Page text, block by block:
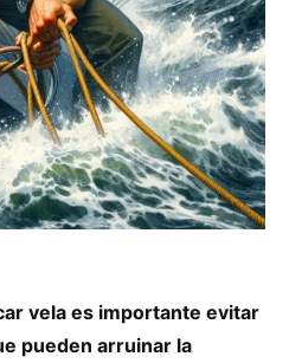
vela es importante evitar
pueden arruinar la